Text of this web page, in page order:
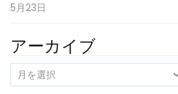
5月23日
アーカイブ
ー